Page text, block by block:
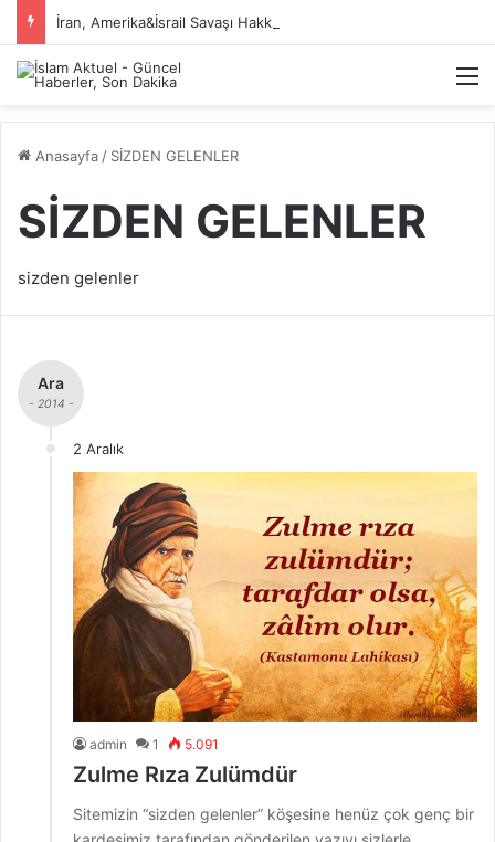
İran, Amerika&İsrail Savaşı Hakkında
Anasayfa / SİZDEN GELENLER
SİZDEN GELENLER
sizden gelenler
Ara
- 2014 -
2 Aralık
admin 1 5.091
Zulme Rıza Zulümdür
Sitemizin “sizden gelenler” köşesine henüz çok genç bir